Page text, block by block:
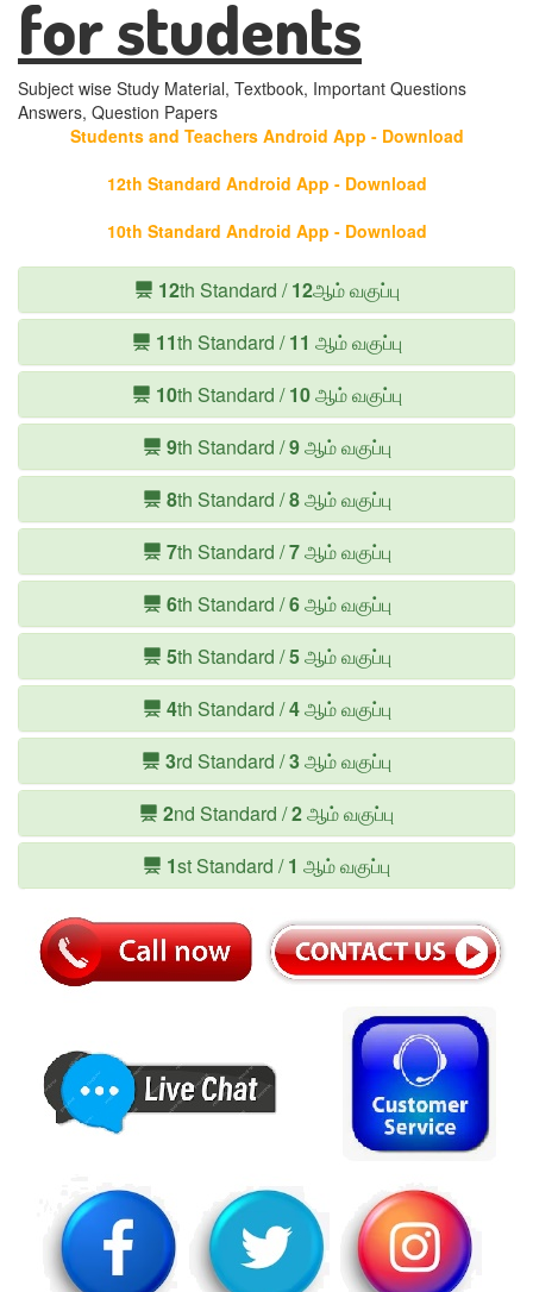
for students
Subject wise Study Material, Textbook, Important Questions
Answers, Question Papers
Students and Teachers Android App - Download
12th Standard Android App - Download
10th Standard Android App - Download
12th Standard /12ஆம் வகுப்பு
11th Standard /11 ஆம் வகுப்பு
10th Standard /10ஆம் வகுப்பு
9th Standard /9ஆம் வகுப்பு
8th Standard /8ஆம் வகுப்பு
7th Standard /7ஆம் வகுப்பு
6th Standard /6ஆம் வகுப்பு
5th Standard /5ஆம் வகுப்பு
4th Standard /4ஆம் வகுப்பு
3rd Standard /3ஆம் வகுப்பு
2nd Standard /2ஆம் வகுப்பு
1st Standard /1 ஆம் வகுப்பு